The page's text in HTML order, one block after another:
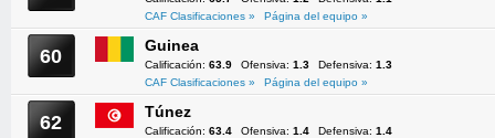
CAF Clasificaciones »
Página del equipo »
60 Guinea
Calificación: 63.9 Ofensiva: 1.3 Defensiva: 1.3
CAF Clasificaciones »
Página del equipo »
62 Túnez
Calificación: 63.4 Ofensiva: 1.4 Defensiva: 1.4